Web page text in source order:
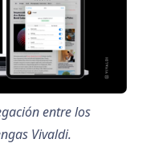
entre los
Vivaldi.